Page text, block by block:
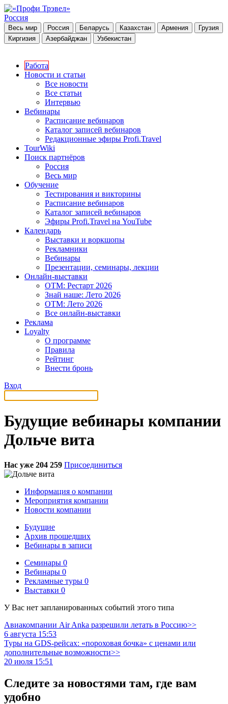
Россия
Весь мир Россия Беларусь Казахстан Армения
Грузия
Киргизия
Азербайджан Узбекистан
Работа
Новости и статьи
Все новости
Все статьи
Интервью
Вебинары
Расписание вебинаров
Каталог записей вебинаров
Редакционные эфиры Profi.Travel
TourWiki
Поиск партнёров
Россия
Весь мир
Обучение
Тестирования и викторины
Расписание вебинаров
Каталог записей вебинаров
Эфиры Profi.Travel на YouTube
Календарь
Выставки и воркшопы
Рекламники
Вебинары
Презентации, семинары, лекции
Онлайн-выставки
OTM: Рестарт 2026
Знай наше: Лето 2026
OTM: Лето 2026
Все онлайн-выставки
Реклама
Loyalty
О программе
Правила
Рейтинг
Внести бронь
Вход
Будущие вебинары компании
Дольче вита
Нас уже 204 259 Присоединиться
Информация о компании
Мероприятия компании
Новости компании
Будущие
Архив прошедших
Вебинары в записи
Семинары 0
Вебинары 0
Рекламные туры 0
Выставки 0
У Вас нет запланированных событий этого типа
Авиакомпании Air Anka разрешили летать в Россию>>
6 августа 15:53
Туры на GDS-рейсах: «пороховая бочка» с ценами или
дополнительные возможности>>
20 июля 15:51
Следите за новостями там, где вам
удобно